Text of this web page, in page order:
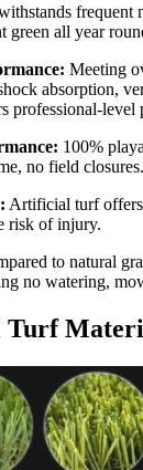
frequent
green all year
Meeting
absorption,
professional-level
100%
no field closures.
Artificial turf
risk of injury.
to natural
no watering,